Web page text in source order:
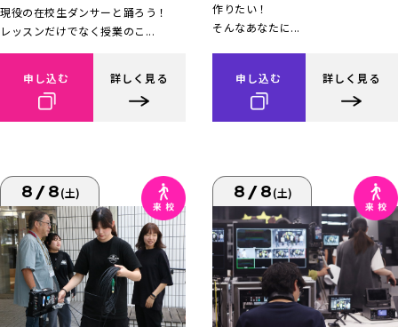
現役の在校生ダンサーと踊ろう！
レッスンだけでなく授業のこ...
申し込む 詳しく見る
作りたい！
そんなあなたに...
申し込む 詳しく見る
8/8(土) 8/8(土)